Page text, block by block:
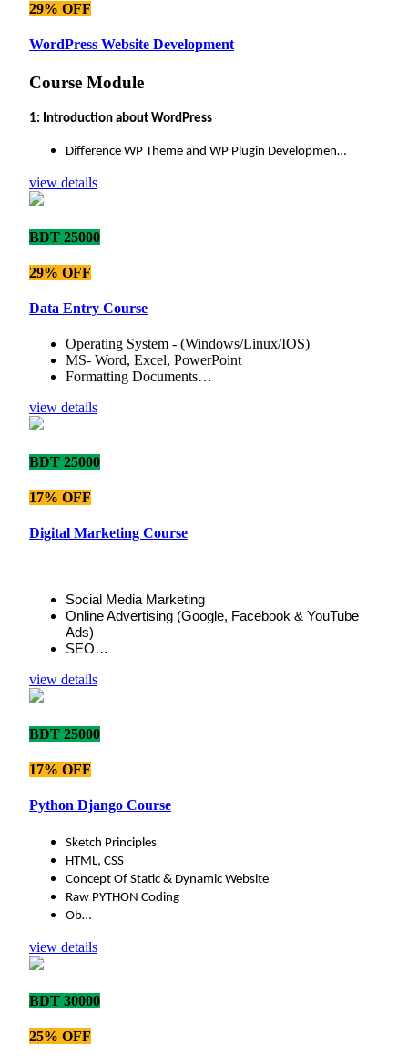
29% OFF
WordPress Website Development
Course Module
1: Introduction about WordPress
Difference WP Theme and WP Plugin Developmen…
view details
BDT 25000
29% OFF
Data Entry Course
Operating System - (Windows/Linux/IOS)
MS- Word, Excel, PowerPoint
Formatting Documents…
view details
BDT 25000
17% OFF
Digital Marketing Course
Social Media Marketing
Online Advertising (Google, Facebook & YouTube
Ads)
SEO…
view details
BDT 25000
17% OFF
Python Django Course
Sketch Principles
HTML, CSS
Concept Of Static & Dynamic Website
Raw PYTHON Coding
Ob…
view details
BDT 30000
25% OFF